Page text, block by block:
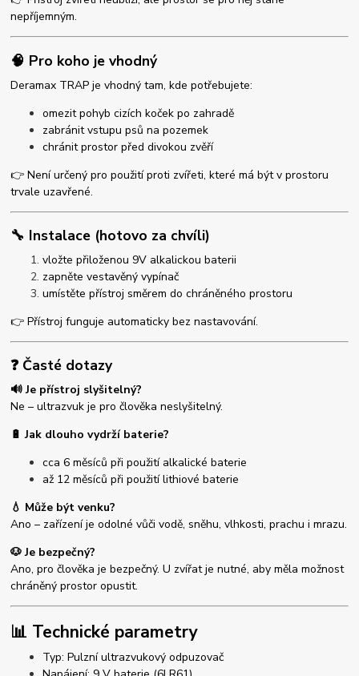
nepříjemným.
🧠 Pro koho je vhodný
Deramax TRAP je vhodný tam, kde potřebujete:
omezit pohyb cizích koček po zahradě
zabránit vstupu psů na pozemek
chránit prostor před divokou zvěří
👉 Není určený pro použití proti zvířeti, které má být v prostoru
trvale uzavřené.
🔧 Instalace (hotovo za chvíli)
vložte přiloženou 9V alkalickou baterii
zapněte vestavěný vypínač
umístěte přístroj směrem do chráněného prostoru
👉 Přístroj funguje automaticky bez nastavování.
❓ Časté dotazy
🔊 Je přístroj slyšitelný?
Ne – ultrazvuk je pro člověka neslyšitelný.
🔋 Jak dlouho vydrží baterie?
cca 6 měsíců při použití alkalické baterie
až 12 měsíců při použití lithiové baterie
💧 Může být venku?
Ano – zařízení je odolné vůči vodě, sněhu, vlhkosti, prachu i mrazu.
🐶 Je bezpečný?
Ano, pro člověka je bezpečný. U zvířat je nutné, aby měla možnost
chráněný prostor opustit.
📊 Technické parametry
Typ: Pulzní ultrazvukový odpuzovač